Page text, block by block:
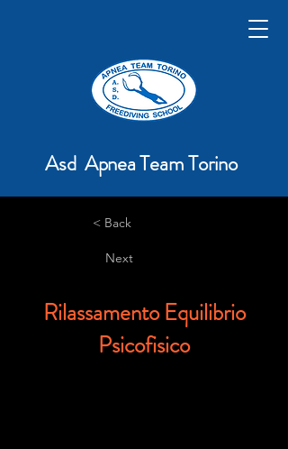
Asd Apnea Team Torino
< Back
Next
Rilassamento Equilibrio
Psicofisico